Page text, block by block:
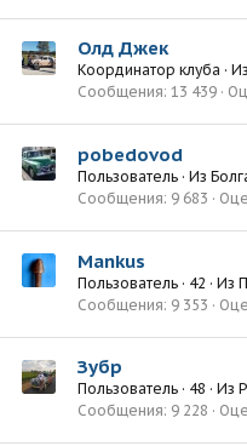
Олд Джек
Координатор клуба · Из
Сообщения 13 439
pobedovod
Пользователь · Из
Сообщения 9 683
Mankus
Пользователь · 42 · Из
Сообщения 9 353
Зубр
Пользователь · 48 · Из
Сообщения 9 228